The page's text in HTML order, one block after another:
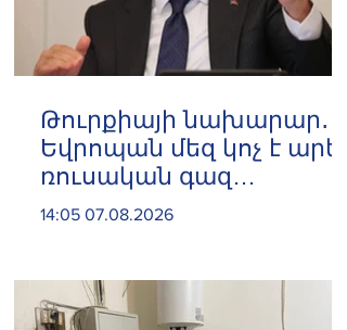
Թուրքիայի նախարար․
Եվրոպան մեզ կոչ է արել
ռուսական գազ
չմատակարարել
14:05 07.08.2026